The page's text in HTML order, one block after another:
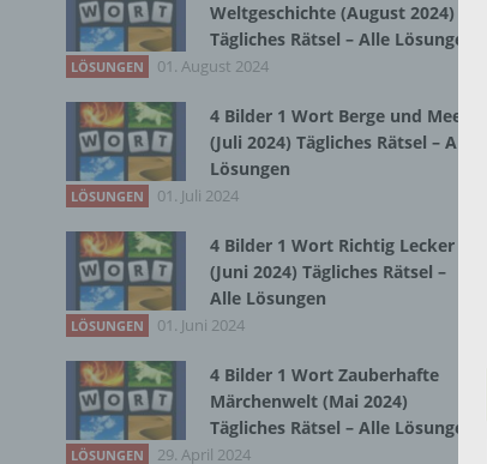
Weltgeschichte (August 2024)
Tägliches Rätsel – Alle Lösungen
LÖSUNGEN 01. August 2024
4 Bilder 1 Wort Berge und Meer
(Juli 2024) Tägliches Rätsel – Alle
Lösungen
LÖSUNGEN 01. Juli 2024
4 Bilder 1 Wort Richtig Lecker
(Juni 2024) Tägliches Rätsel –
Alle Lösungen
LÖSUNGEN 01. Juni 2024
4 Bilder 1 Wort Zauberhafte
Märchenwelt (Mai 2024)
Tägliches Rätsel – Alle Lösungen
LÖSUNGEN 29. April 2024